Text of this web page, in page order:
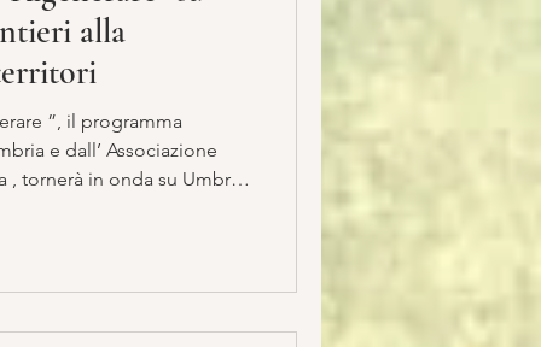
alla
”, il programma
, tornerà in onda su Umbria
particolare al